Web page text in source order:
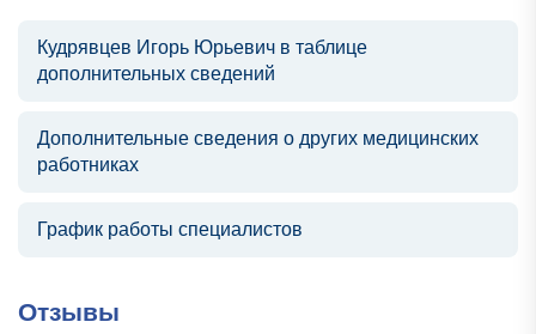
Кудрявцев Игорь Юрьевич в таблице
дополнительных сведений
Дополнительные сведения о других медицинских
работниках
График работы специалистов
Отзывы